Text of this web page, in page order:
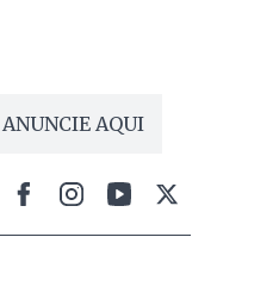
ANUNCIE AQUI